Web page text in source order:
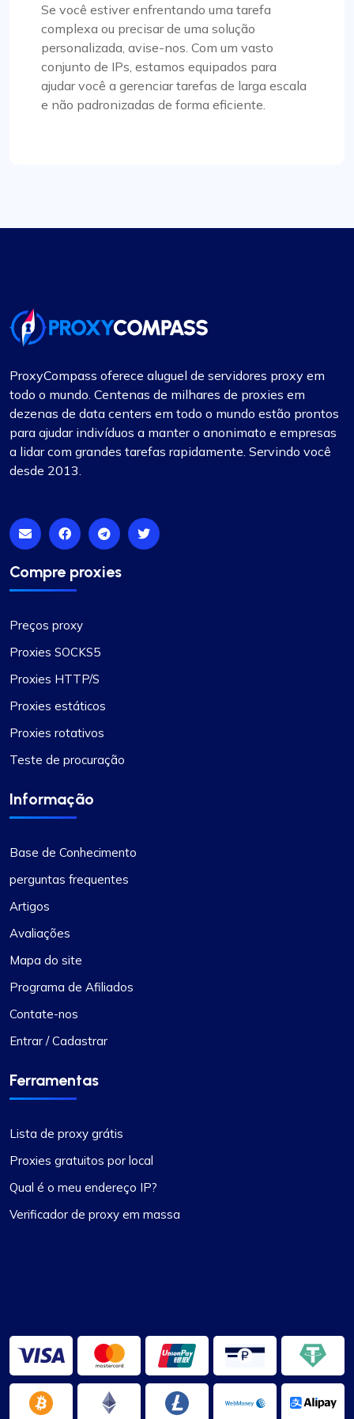
Experiência de provedor de proxy de alto
nível
Sem dúvida o melhor serviço de proxy que
Ótima experiência
Confio no ProxyCompass (já que eles eram
chamados de fineproxy.de) há mais de dois anos
seu compromisso em fornecer serviços de alta
qualidade.
Michael Bickerstaff
Tenho usado o proxycompass para minhas
velocidade de seus proxies melhoraram
significativamente meu fluxo de trabalho. Além
estar presente.
tempo de atividade é fenomenal. Percebi que
eles expandiram seus locais de servidores
necessidades. Seu suporte técnico é sempre
rápido em responder.
Se você estiver enfrentando uma tarefa
complexa ou precisar de uma solução
personalizada, avise-nos. Com um vasto
conjunto de IPs, estamos equipados para
ajudar você a gerenciar tarefas de larga escala
e não padronizadas de forma eficiente.
ProxyCompass oferece aluguel de servidores proxy em
todo o mundo. Centenas de milhares de proxies em
dezenas de data centers em todo o mundo estão prontos
para ajudar indivíduos a manter o anonimato e empresas
a lidar com grandes tarefas rapidamente. Servindo você
desde 2013.
Compre proxies
Preços proxy
Proxies SOCKS5
Proxies HTTP/S
Proxies estáticos
Proxies rotativos
Teste de procuração
Informação
Base de Conhecimento
perguntas frequentes
Artigos
Avaliações
Mapa do site
Programa de Afiliados
Contate-nos
Entrar / Cadastrar
Ferramentas
Lista de proxy grátis
Proxies gratuitos por local
Qual é o meu endereço IP?
Verificador de proxy em massa